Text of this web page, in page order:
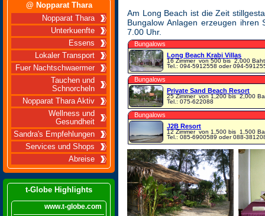
@ Nopparat Thara
Nopparat Thara
Unterkuenfte
Essens
Lokaler Transport
Fuer Nachtschwaermer
Tauchen und
Schnorcheln
Nopparat Thara Aktiv
Wellness und
Gesundheit
Sandra's Empfehlungen
Services und Shops
Abreise
t-Globe Highlights
www.t-globe.com
Am Long Beach ist die Zeit
Bungalow Anlagen erzeugen
7.00 Uhr.
Bungalows
Long Beach Krabi Villas
16 Zimmervon 500 bis 2,000 Baht
Tel.: 094-5912558 oder 094-
Bungalows
Private Sand Beach Resort
25 Zimmervon 1,200 bis 2,000
Tel.: 075-622088
Bungalows
J2B Resort
12 Zimmervon 1,500 bis 1,500
Tel.: 085-6900589 oder 088-